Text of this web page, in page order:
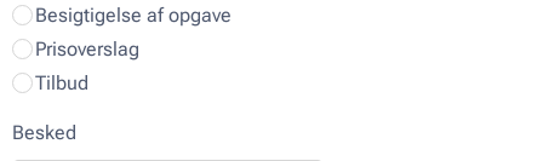
Besigtigelse af opgave
Prisoverslag
Tilbud
Besked